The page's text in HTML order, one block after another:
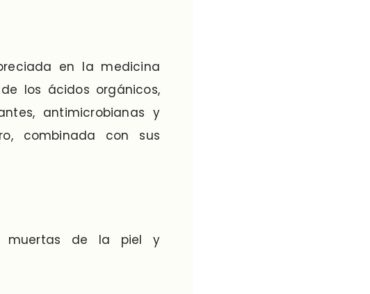
en la medicina
los ácidos orgánicos,
antimicrobianas y
combinada con sus
muertas de la piel y